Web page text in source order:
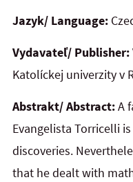
Jazyk/ Language:
Vydavateľ/ Publisher:
Katolíckej univerzity v
Abstrakt/ Abstract:A
Evangelista Torricelli
discoveries.
that he dealt with